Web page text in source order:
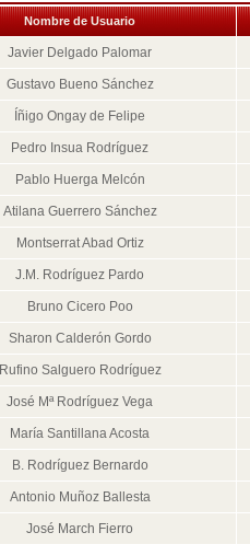
Nombre de Usuario
Javier Delgado Palomar
Gustavo Bueno Sánchez
Íñigo Ongay de Felipe
Pedro Insua Rodríguez
Pablo Huerga Melcón
Atilana Guerrero Sánchez
Montserrat Abad Ortiz
J.M. Rodríguez Pardo
Bruno Cicero Poo
Sharon Calderón Gordo
Rufino Salguero Rodríguez
José Mª Rodríguez Vega
María Santillana Acosta
B. Rodríguez Bernardo
Antonio Muñoz Ballesta
José March Fierro